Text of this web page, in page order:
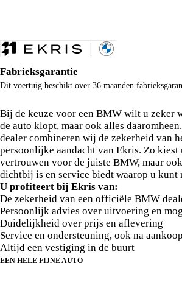
Fabrieksgarantie
Dit voertuig beschikt over 36 maanden
Bij de keuze voor een BMW wilt u zeker
de auto klopt, maar ook alles
dealer combineren wij de zekerheid van
persoonlijke aandacht van Ekris. Zo kiest
vertrouwen voor de juiste BMW, maar
dichtbij is en service biedt waarop u kunt
U profiteert bij Ekris van:
De zekerheid van een officiële BMW
Persoonlijk advies over uitvoering en
Duidelijkheid over prijs en aflevering
Service en ondersteuning, ook na aankoop
Altijd een vestiging in de buurt
EEN HELE FIJNE AUTO